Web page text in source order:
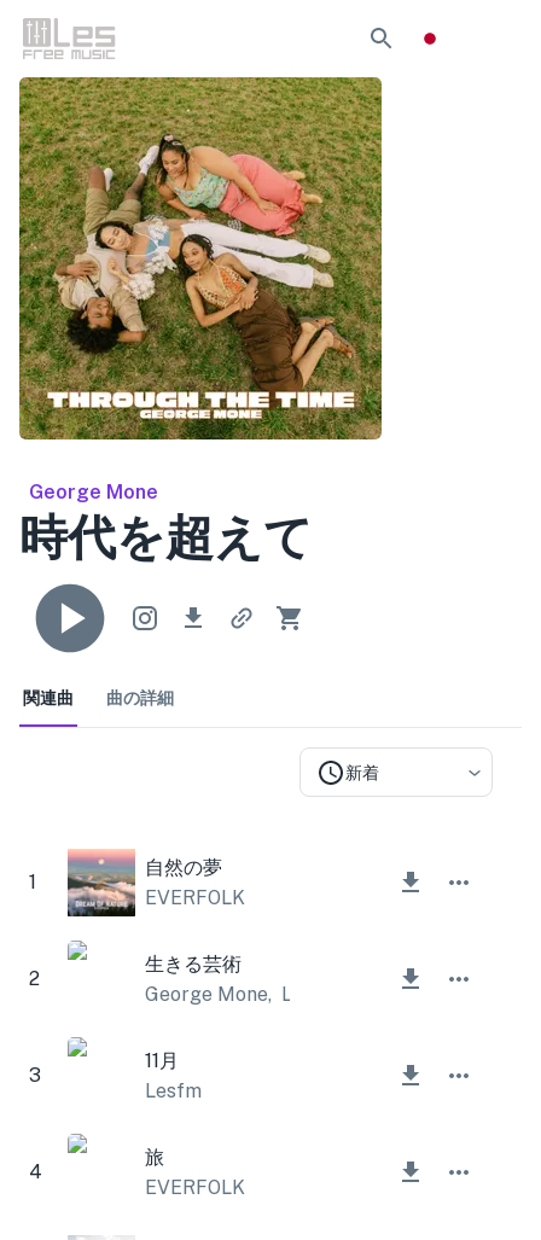
George Mone
時代を超えて
関連曲 曲の詳細
新着
1
自然の夢
EVERFOLK
2
生きる芸術
George Mone, Lesfm
3
11月
Lesfm
4
旅
EVERFOLK